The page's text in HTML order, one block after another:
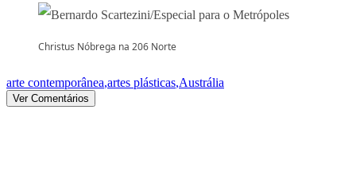
Christus Nóbrega na 206 Norte
arte contemporânea,artes plásticas,Austrália
Ver Comentários